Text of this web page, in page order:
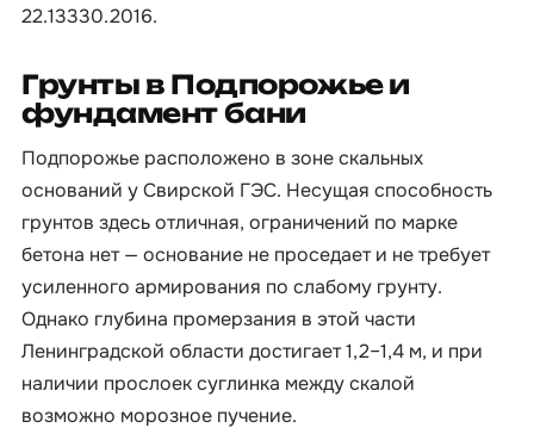
22.13330.2016.
Грунты в Подпорожье и
фундамент бани
Подпорожье расположено в зоне скальных
оснований у Свирской ГЭС. Несущая способность
грунтов здесь отличная, ограничений по марке
бетона нет — основание не проседает и не требует
усиленного армирования по слабому грунту.
Однако глубина промерзания в этой части
Ленинградской области достигает 1,2–1,4 м, и при
наличии прослоек суглинка между скалой
возможно морозное пучение.